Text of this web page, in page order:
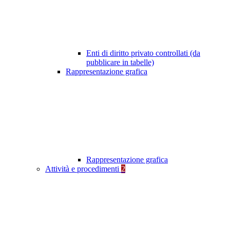
Enti di diritto privato controllati (da
pubblicare in tabelle)
Rappresentazione grafica
Rappresentazione grafica
Attività e procedimenti 2